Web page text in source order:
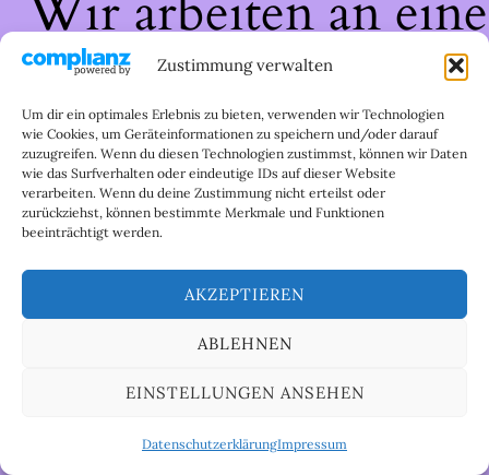
Zustimmung verwalten
Um dir ein optimales Erlebnis zu bieten, verwenden wir Technologien
wie Cookies, um Geräteinformationen zu speichern und/oder darauf
zuzugreifen. Wenn du diesen Technologien zustimmst, können wir Daten
wie das Surfverhalten oder eindeutige IDs auf dieser Website
verarbeiten. Wenn du deine Zustimmung nicht erteilst oder
zurückziehst, können bestimmte Merkmale und Funktionen
beeinträchtigt werden.
AKZEPTIEREN
ABLEHNEN
EINSTELLUNGEN ANSEHEN
DatenschutzerklärungImpressum
großartigen Sache
schau bald wieder
vorbei!